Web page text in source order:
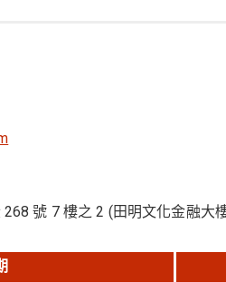
號 7 樓之 2 (田明文化金融大